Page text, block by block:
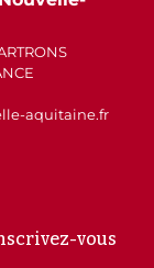
aquitaine.fr
vous